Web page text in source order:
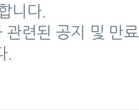
니다.
관련된 공지 및 만
.